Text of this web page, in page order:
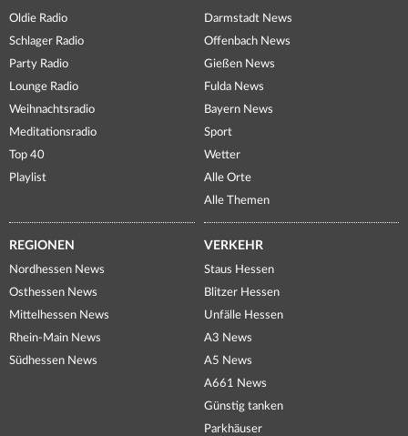
Oldie Radio
Schlager Radio
Party Radio
Lounge Radio
Weihnachtsradio
Meditationsradio
Top 40
Playlist
Darmstadt News
Offenbach News
Gießen News
Fulda News
Bayern News
Sport
Wetter
Alle Orte
Alle Themen
REGIONEN
Nordhessen News
Osthessen News
Mittelhessen News
Rhein-Main News
Südhessen News
VERKEHR
Staus Hessen
Blitzer Hessen
Unfälle Hessen
A3 News
A5 News
A661 News
Günstig tanken
Parkhäuser